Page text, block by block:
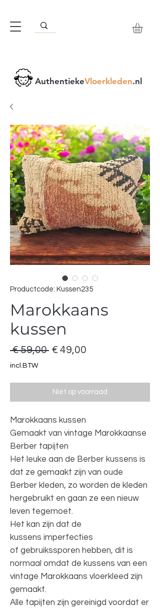
AuthentiekeVloerkleden.nl
Productcode: Kussen235
Marokkaans
kussen
€ 59,00 Normale
€ 49,00
incl.BTW
Niet op voorraad
Marokkaans kussen
Gemaakt van vintage Marokkaanse
Berber tapijten
Het leuke aan de Berber kussens is
dat ze gemaakt zijn van oude
Berber kleden, zo worden de kleden
hergebruikt en gaan ze een nieuw
leven tegemoet.
Het kan zijn dat de
kussens imperfecties
of gebruikssporen hebben, dit is
normaal omdat de kussens van een
vintage Marokkaans vloerkleed zijn
gemaakt.
Alle tapijten zijn gereinigd voordat er